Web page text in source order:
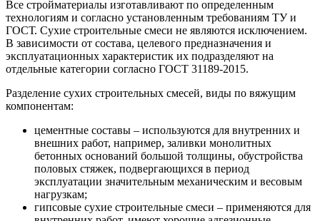
Все стройматериалы изготавливают по определенным
технологиям и согласно установленным требованиям ТУ и
ГОСТ. Сухие строительные смеси не являются исключением.
В зависимости от состава, целевого предназначения и
эксплуатационных характеристик их подразделяют на
отдельные категории согласно ГОСТ 31189-2015.
Разделение сухих строительных смесей, виды по вяжущим
компонентам:
цементные составы – используются для внутренних и
внешних работ, например, заливки монолитных
бетонных оснований большой толщины, обустройства
половых стяжек, подвергающихся в период
эксплуатации значительным механическим и весовым
нагрузкам;
гипсовые сухие строительные смеси – применяются для